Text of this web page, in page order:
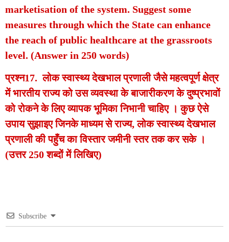
marketisation of the system. Suggest some
measures through which the State can enhance
the reach of public healthcare at the grassroots
level. (Answer in 250 words)
प्रश्न17. लोक स्वास्थ्य देखभाल प्रणाली जैसे महत्वपूर्ण क्षेत्र
में भारतीय राज्य को उस व्यवस्था के बाजारीकरण के दुष्प्रभावों
को रोकने के लिए व्यापक भूमिका निभानी चाहिए । कुछ ऐसे
उपाय सुझाइए जिनके माध्यम से राज्य, लोक स्वास्थ्य देखभाल
प्रणाली की पहुँच का विस्तार जमीनी स्तर तक कर सके ।
(उत्तर 250 शब्दों में लिखिए)
Subscribe